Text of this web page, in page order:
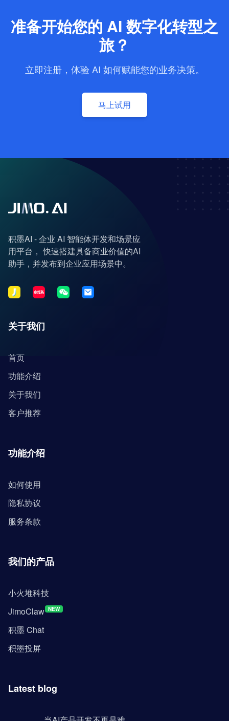
准备开始您的 AI 数字化转型之
旅？
立即注册，体验 AI 如何赋能您的业务决策。
马上试用
积墨AI - 企业 AI 智能体开发和场景应
用平台， 快速搭建具备商业价值的AI
助手，并发布到企业应用场景中。
关于我们
首页
功能介绍
关于我们
客户推荐
功能介绍
如何使用
隐私协议
服务条款
我们的产品
小火堆科技
JimoClaw NEW
积墨 Chat
积墨投屏
Latest blog